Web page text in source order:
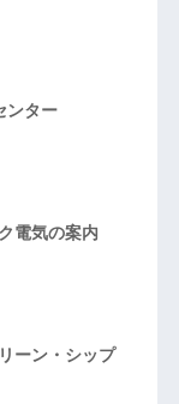
ター
電気の案内
ーン・シップ